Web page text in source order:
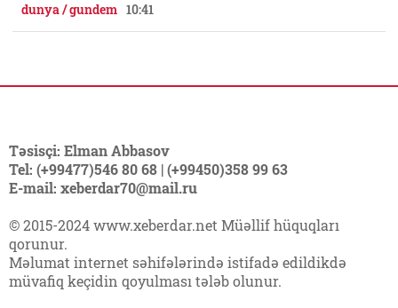
dunya / gundem 10:41
Təsisçi: Elman Abbasov
Tel: (+99477)546 80 68 | (+99450)358 99 63
E-mail: xeberdar70@mail.ru
© 2015-2024 www.xeberdar.net Müəllif hüquqları
qorunur.
Məlumat internet səhifələrində istifadə edildikdə
müvafiq keçidin qoyulması tələb olunur.